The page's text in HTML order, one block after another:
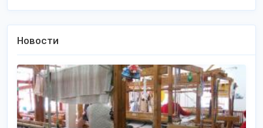
Новости